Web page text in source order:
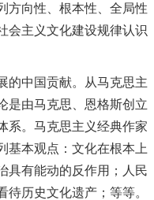
方向性、根本性、全局性
会主义文化建设规律认识
中国贡献。从马克思主
是由马克思、恩格斯创立
系。马克思主义经典作家
基本观点：文化在根本上
具有能动的反作用；人民
历史文化遗产；等等。